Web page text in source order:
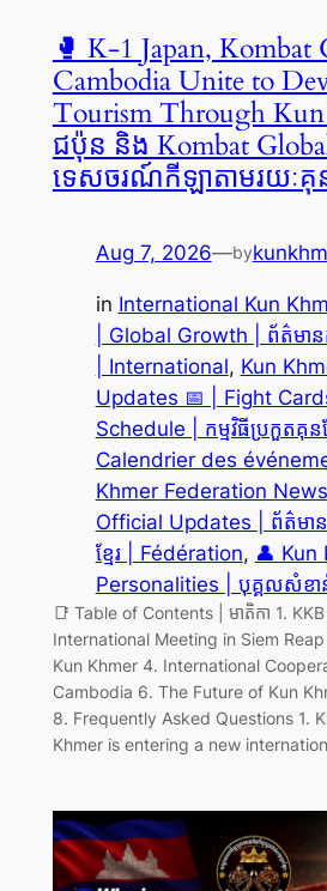
🥊 K-1 Japan, Kombat
Cambodia Unite to
Tourism Through
ជប៉ុន និង Kombat Global
ទេសចរណ៍កីឡាតាមរយៈគុន
Aug 7, 2026—by
in International Kun
| Global Growth | ព័ត៌មានគុ
| International, Kun
Updates 📅 | Fight
Schedule | កម្មវិធីប្រកួតគុនខ្ម
Calendrier des
Khmer Federation
Official Updates | ព័ត៌មា
ខ្មែរ | Fédération, 👤 Kun
Personalities | បុគ្គលសំខាន់
📑 Table of Contents | មាតិកា 1.
International Meeting in Siem
Kun Khmer 4. International
Cambodia 6. The Future of Kun
8. Frequently Asked Questions 1.
Khmer is entering a new